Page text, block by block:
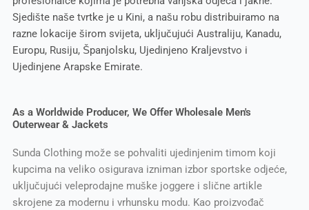
Sjedište naše tvrtke je u Kini, a našu robu distribuiramo na
razne lokacije širom svijeta, uključujući Australiju, Kanadu,
Europu, Rusiju, Španjolsku, Ujedinjeno Kraljevstvo i
Ujedinjene Arapske Emirate.
As a Worldwide Producer, We Offer Wholesale Men's
Outerwear & Jackets
Sunda Clothing može se pohvaliti ujedinjenim timom koji
kupcima na veliko osigurava izniman izbor sportske odjeće,
uključujući veleprodajne muške joggere i slične artikle
skrojene za modernu i vrhunsku modu. Kao proizvođač